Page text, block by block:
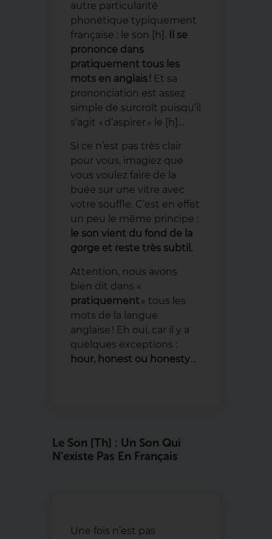
autre particularité
phonétique typiquement
française : le son [h].
Il se
prononce dans
pratiquement tous les
mots en anglais ! Et sa
prononciation est assez
simple de surcroît puisqu’il
s’agit « d’aspirer » le [h]…
Si ce n’est pas très clair
pour vous, imagiez que
vous voulez faire de la
buée sur une vitre avec
votre souffle. C’est en effet
un peu le même principe :
le son vient du fond de la
gorge et reste très subtil.
Attention, nous avons
bien dit dans «
pratiquement » tous les
mots de la langue
anglaise ! Eh oui, car il y a
quelques exceptions :
hour, honest ou honesty…
Le Son [th] : Un Son Qui
N’existe Pas En Français
Une fois n’est pas